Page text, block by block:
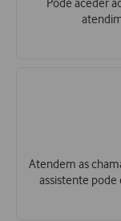
Pode aceder
Atendem as
assistente pode